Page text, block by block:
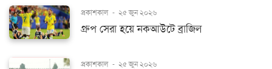
প্রকাশকাল - ২৫ জুন ২০২৬
গ্রুপ সেরা হয়ে নকআউটে ব্রাজিল
প্রকাশকাল - ২৫ জুন ২০২৬